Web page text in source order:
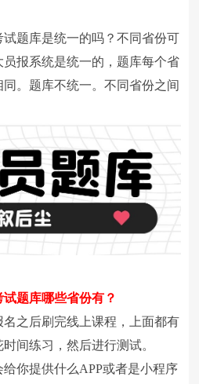
试题库是统一的吗？不同省份可
报系统是统一的，题库每个省
。题库不统一。不同省份之间
题库哪些省份有？
名之后刷完线上课程，上面都有
间练习，然后进行测试。
你提供什么APP或者是小程序